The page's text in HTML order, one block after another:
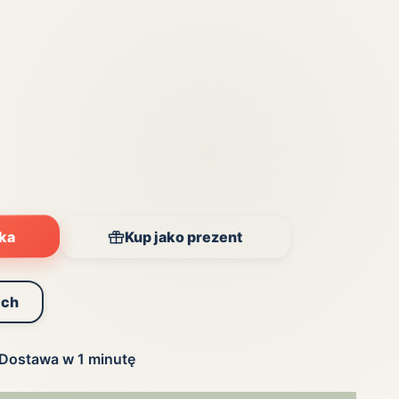
Kup jako prezent
w 1 minutę